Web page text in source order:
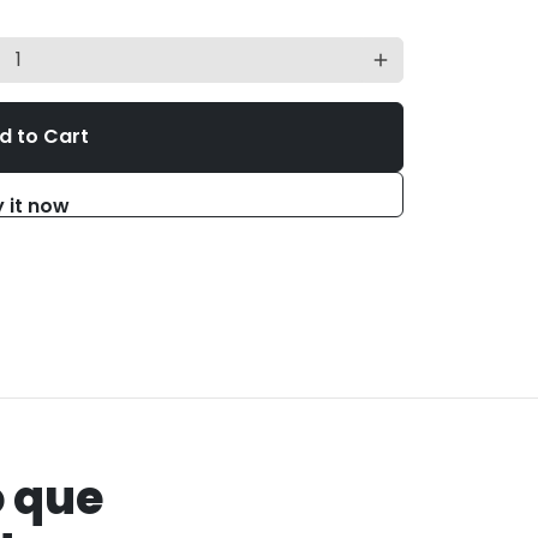
add
to Cart
it now
que